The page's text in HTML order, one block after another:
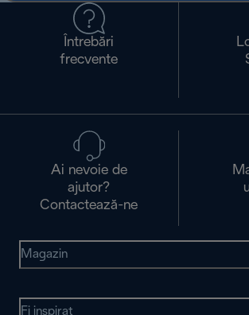
Întrebări
frecvente
Ai nevoie de
ajutor?
Contactează-ne
Magazin
Fi inspirat